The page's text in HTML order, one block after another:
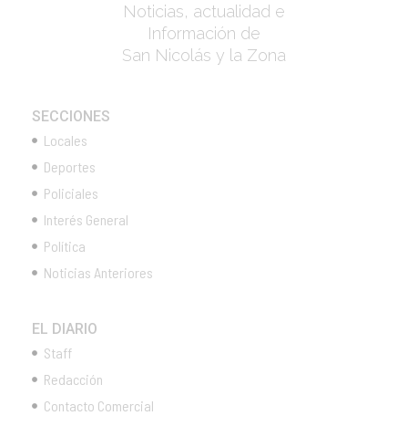
Noticias, actualidad e
Información de
San Nicolás y la Zona
SECCIONES
Locales
Deportes
Policiales
Interés General
Política
Noticias Anteriores
EL DIARIO
Staff
Redacción
Contacto Comercial